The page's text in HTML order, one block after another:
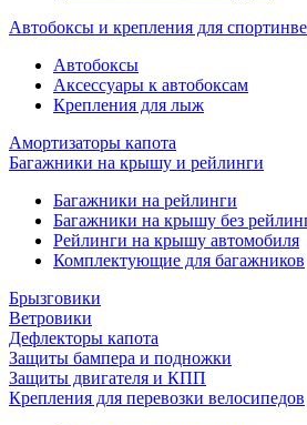
Автобоксы и крепления для
Автобоксы
Аксессуары к автобоксам
Крепления для лыж
Амортизаторы капота
Багажники на крышу и рейлинги
Багажники на рейлинги
Багажники на крышу без
Рейлинги на крышу автомобиля
Комплектующие для багажников
Брызговики
Ветровики
Дефлекторы капота
Защиты бампера и подножки
Защиты двигателя и КПП
Крепления для перевозки велосипедов